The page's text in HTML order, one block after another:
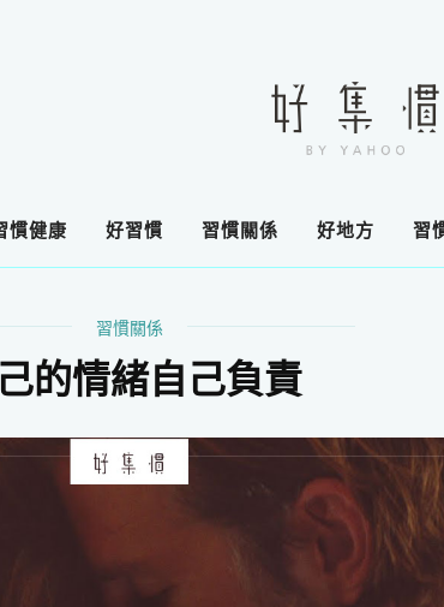
慣健康 好習慣 習慣關係 好地方 習
習慣關係
的情緒自己負責